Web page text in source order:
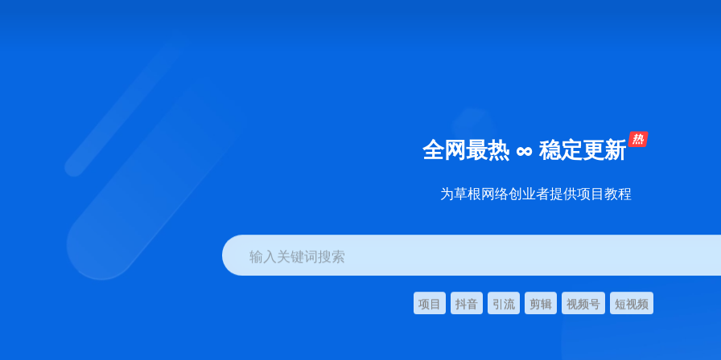
全网最热 ∞ 稳定更新
为草根网络创业者提供项目教程
输入关键词搜索
项目 抖音 引流 剪辑 视频号 短视频